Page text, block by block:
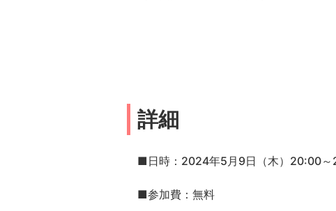
詳細
■日時：2024年5月9日（木）20:00～
■参加費：無料